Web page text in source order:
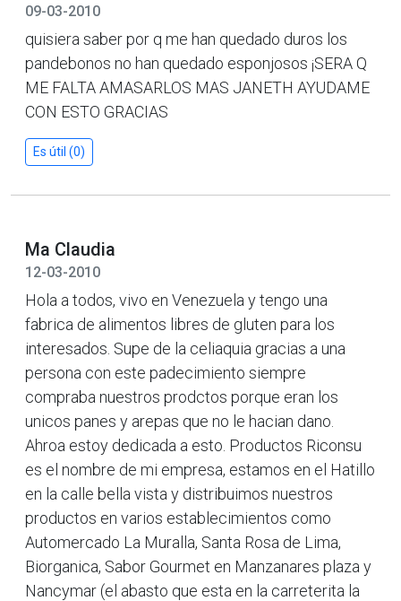
09-03-2010
quisiera saber por q me han quedado duros los
pandebonos no han quedado esponjosos ¡SERA Q
ME FALTA AMASARLOS MAS JANETH AYUDAME
CON ESTO GRACIAS
Es útil (0)
Ma Claudia
12-03-2010
Hola a todos, vivo en Venezuela y tengo una
fabrica de alimentos libres de gluten para los
interesados. Supe de la celiaquia gracias a una
persona con este padecimiento siempre
compraba nuestros prodctos porque eran los
unicos panes y arepas que no le hacian dano.
Ahroa estoy dedicada a esto. Productos Riconsu
es el nombre de mi empresa, estamos en el Hatillo
en la calle bella vista y distribuimos nuestros
productos en varios establecimientos como
Automercado La Muralla, Santa Rosa de Lima,
Biorganica, Sabor Gourmet en Manzanares plaza y
Nancymar (el abasto que esta en la carreterita la